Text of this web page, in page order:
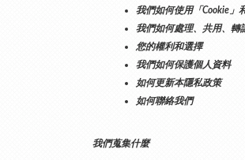
我們如何使用「Cookie」
我們如何處理、共用、轉
您的權利和選擇
我們如何保護個人資料
如何更新本隱私政策
如何聯絡我們
我們蒐集什麼